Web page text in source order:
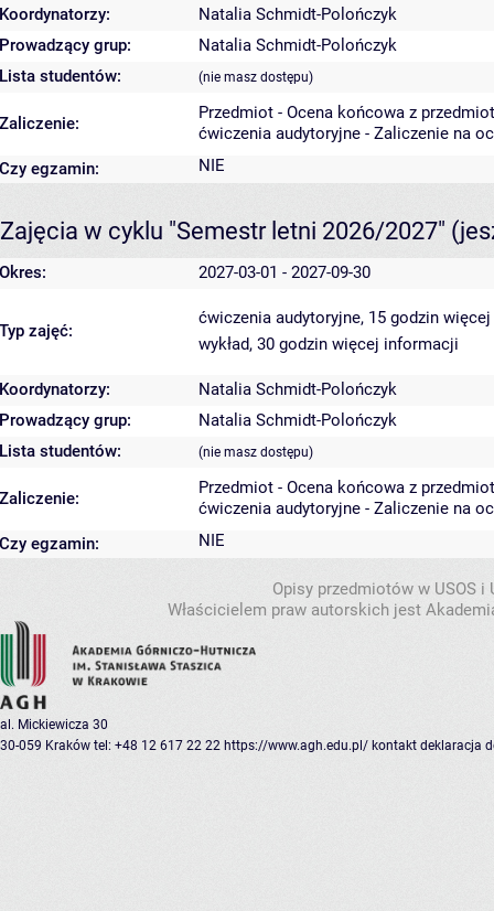
Koordynatorzy:
Natalia Schmidt-Polończyk
Prowadzący grup:
Natalia Schmidt-Polończyk
Lista studentów:
(nie masz dostępu)
Zaliczenie:
Przedmiot - Ocena końcowa z
ćwiczenia audytoryjne - Zaliczenie na
Czy egzamin:
NIE
Zajęcia w cyklu "Semestr letni 2026/2027"
Okres: 2027-03-01 - 2027-09-30
Typ zajęć:
ćwiczenia audytoryjne, 15 godzin
wykład, 30 godzin więcej informacji
Koordynatorzy:
Natalia Schmidt-Polończyk
Prowadzący grup:
Natalia Schmidt-Polończyk
Lista studentów:
(nie masz dostępu)
Zaliczenie:
Przedmiot - Ocena końcowa z
ćwiczenia audytoryjne - Zaliczenie na
Czy egzamin:
NIE
Opisy przedmiotów w USOS
Właścicielem praw autorskich jest
al. Mickiewicza 30
30-059 Kraków tel: +48 12 617 22 22 https://www.agh.edu.pl/ kontakt deklaracja